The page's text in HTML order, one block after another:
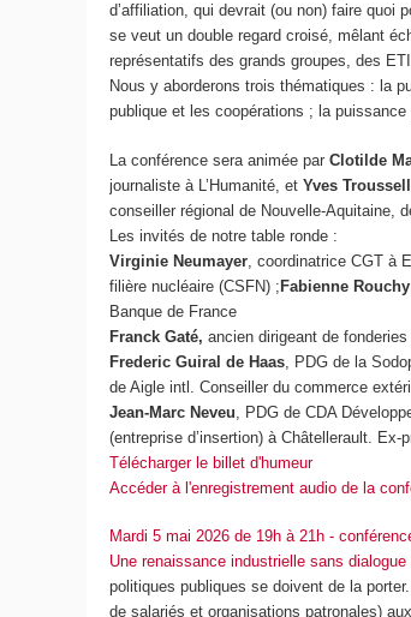
d’affiliation, qui devrait (ou non) faire quoi
se veut un double regard croisé, mêlant
représentatifs des grands groupes, des
Nous y aborderons trois thématiques : la
publique et les coopérations ; la
La conférence sera animée parClotilde
journaliste à L’Humanité , etYves
conseiller régional de Nouvelle-Aquitaine,
Les invités de notre table ronde :
Virginie Neumayer , coordinatrice CGT à
filière nucléaire (CSFN) ;Fabienne Rouchy
Banque de France
Franck Gaté,ancien dirigeant de
Frederic Guiral de Haas , PDG de la
de Aigle intl. Conseiller du commerce
Jean-Marc Neveu , PDG de CDA
(entreprise d’insertion) à Châtellerault. Ex-
Télécharger le billet d'humeur
Accéder à l'enregistrement audio de la
Mardi 5 mai 2026 de 19h à 21h -
Une renaissance industrielle sans
politiques publiques se doivent de la
de salariés et organisations patronales)